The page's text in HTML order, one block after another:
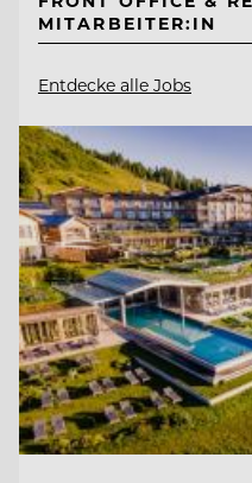
MITARBEITER:IN
Entdecke alle Jobs